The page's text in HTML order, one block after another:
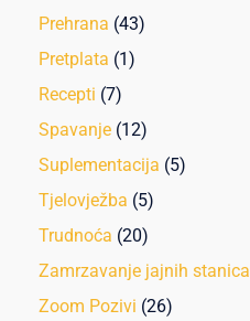
Prehrana (43)
Pretplata (1)
Recepti (7)
Spavanje (12)
Suplementacija (5)
Tjelovježba (5)
Trudnoća (20)
Zamrzavanje jajnih stanica
Zoom Pozivi (26)